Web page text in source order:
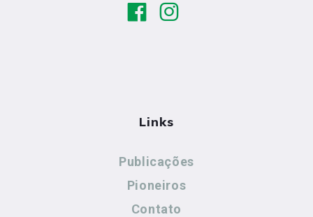
Links
Publicações
Pioneiros
Contato